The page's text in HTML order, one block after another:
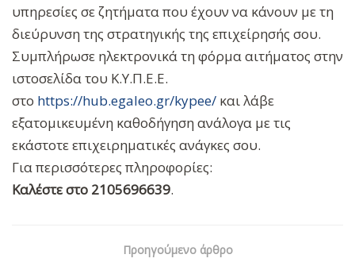
υπηρεσίες σε ζητήματα που έχουν να κάνουν με τη
διεύρυνση της στρατηγικής της επιχείρησής σου.
Συμπλήρωσε ηλεκτρονικά τη φόρμα αιτήματος στην
ιστοσελίδα του Κ.Υ.Π.Ε.Ε.
στο https://hub.egaleo.gr/kypee/ και λάβε
εξατομικευμένη καθοδήγηση ανάλογα με τις
εκάστοτε επιχειρηματικές ανάγκες σου.
Για περισσότερες πληροφορίες:
Καλέστε στο 2105696639.
Προηγούμενο άρθρο